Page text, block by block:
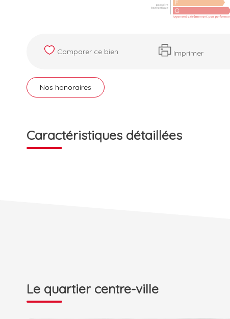
Comparer ce bien Imprimer
Nos honoraires
Caractéristiques détaillées
Le quartier centre-ville